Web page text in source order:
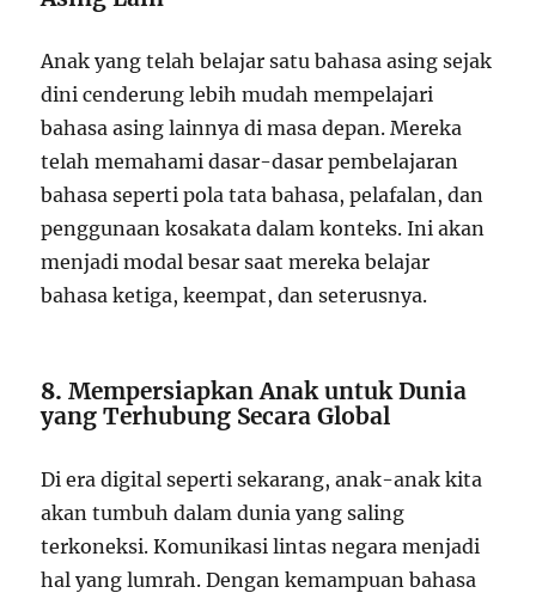
Anak yang telah belajar satu bahasa asing sejak
dini cenderung lebih mudah mempelajari
bahasa asing lainnya di masa depan. Mereka
telah memahami dasar-dasar pembelajaran
bahasa seperti pola tata bahasa, pelafalan, dan
penggunaan kosakata dalam konteks. Ini akan
menjadi modal besar saat mereka belajar
bahasa ketiga, keempat, dan seterusnya.
8.Mempersiapkan Anak untuk Dunia
yang Terhubung Secara Global
Di era digital seperti sekarang, anak-anak kita
akan tumbuh dalam dunia yang saling
terkoneksi. Komunikasi lintas negara menjadi
hal yang lumrah. Dengan kemampuan bahasa